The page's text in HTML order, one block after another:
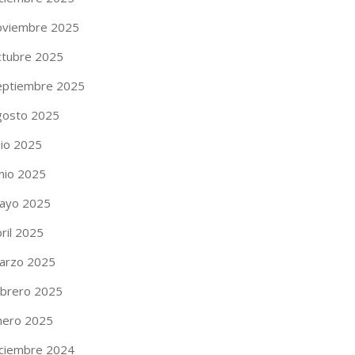
2025
2025
2025
2025
2025
2025
2025
2025
2025
2025
2025
2024